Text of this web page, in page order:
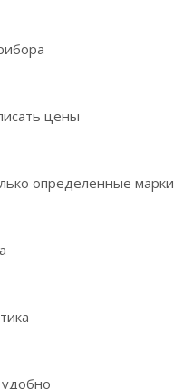
цены
определенные марки